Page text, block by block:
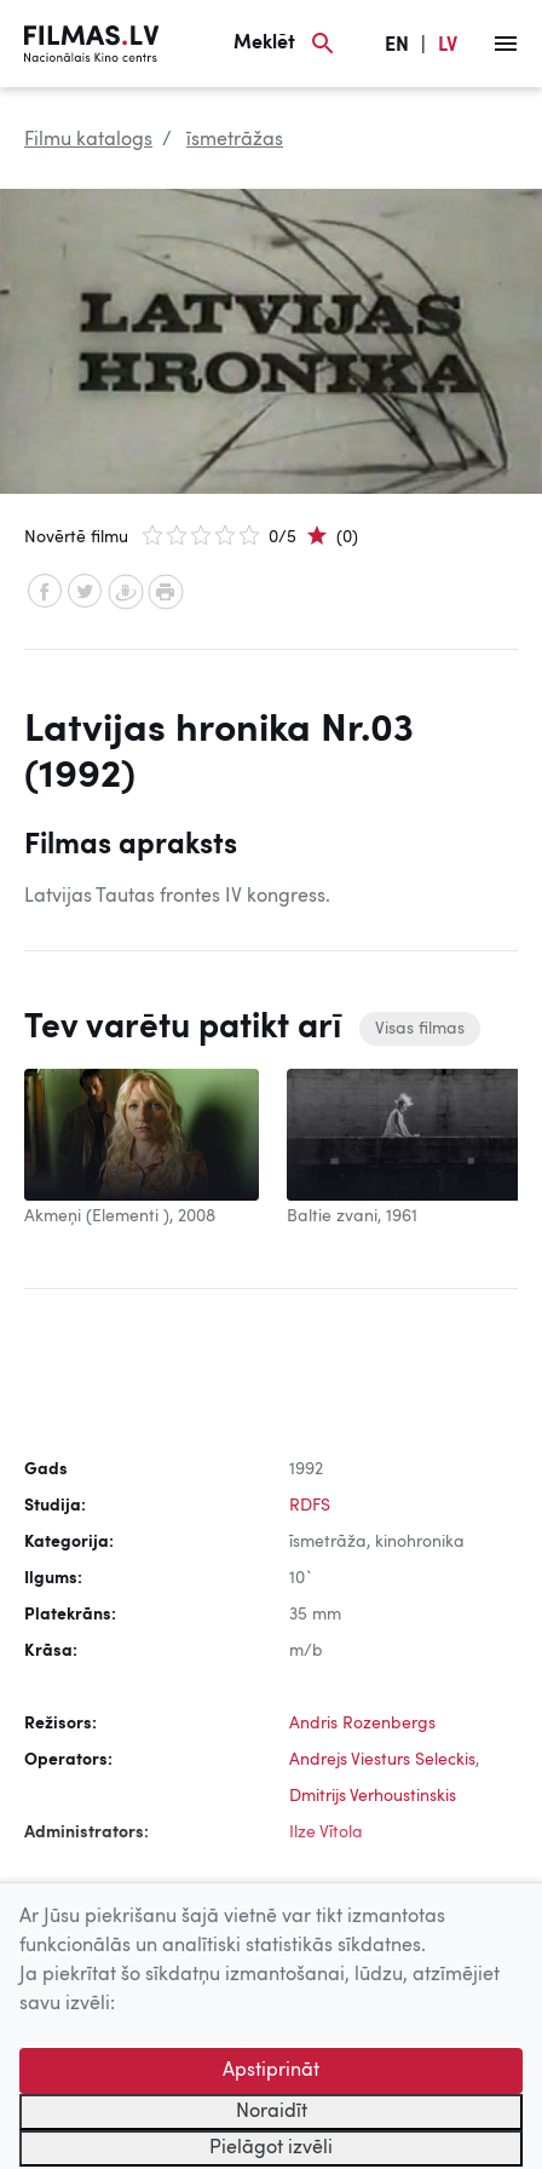
Meklēt EN LV
Filmu katalogs īsmetrāžas
Novērtē filmu 0/5 (0)
Latvijas hronika Nr.03
(1992)
Filmas apraksts
Latvijas Tautas frontes IV kongress.
Tev varētu patikt arī Visas filmas
Akmeņi (Elementi ), 2008 Baltie zvani, 1961
Gads 1992
Studija: RDFS
Kategorija: īsmetrāža, kinohronika
Ilgums: 10`
Platekrāns: 35 mm
Krāsa: m/b
Režisors: Andris Rozenbergs
Operators: Andrejs Viesturs Seleckis,
Dmitrijs Verhoustinskis
Administrators: Ilze Vītola
Uz augšu
© 2026 Nacionālais Kino centrs, Kultūras informācijas sistēmu
centrs. Sadarbības partneris: Latvijas Valsts
kinofotofonodokumentu arhīvs.
Ar Jūsu piekrišanu šajā vietnē var tikt izmantotas
funkcionālās un analītiski statistikās sīkdatnes.
Ja piekrītat šo sīkdatņu izmantošanai, lūdzu, atzīmējiet
savu izvēli:
Apstiprināt
Noraidīt
Pielāgot izvēli